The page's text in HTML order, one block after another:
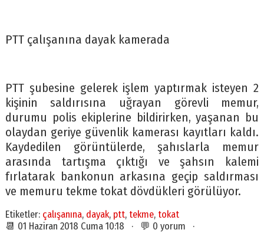
PTT çalışanına dayak kamerada
PTT şubesine gelerek işlem yaptırmak isteyen 2
kişinin saldırısına uğrayan görevli memur,
durumu polis ekiplerine bildirirken, yaşanan bu
olaydan geriye güvenlik kamerası kayıtları kaldı.
Kaydedilen görüntülerde, şahıslarla memur
arasında tartışma çıktığı ve şahsın kalemi
fırlatarak bankonun arkasına geçip saldırması
ve memuru tekme tokat dövdükleri görülüyor.
Etiketler: çalışanına, dayak, ptt, tekme, tokat
📆 01 Haziran 2018 Cuma 10:18 · 💬 0 yorum ·